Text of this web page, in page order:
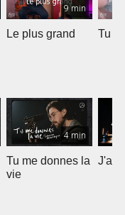
9 min
Le plus grand Tu
4 min
Tu me donnes la
vie
J'ai